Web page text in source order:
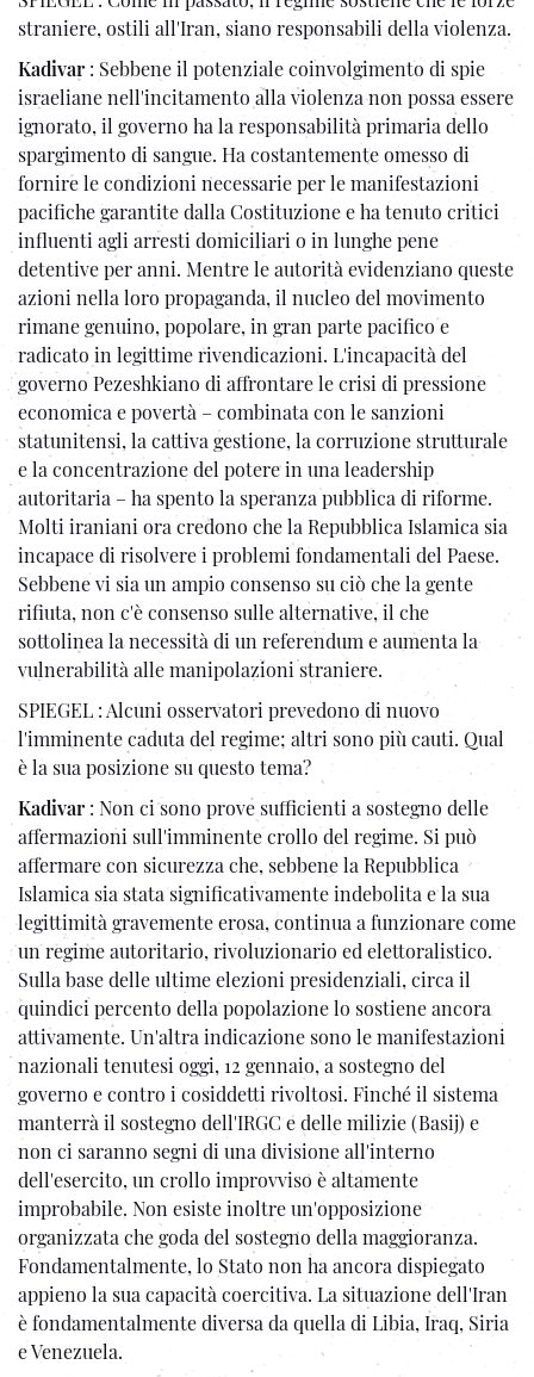
straniere, ostili all'Iran, siano responsabili della violenza.
Kadivar: Sebbene il potenziale coinvolgimento di spie
israeliane nell'incitamento alla violenza non possa essere
ignorato, il governo ha la responsabilità primaria dello
spargimento di sangue. Ha costantemente omesso di
fornire le condizioni necessarie per le manifestazioni
pacifiche garantite dalla Costituzione e ha tenuto critici
influenti agli arresti domiciliari o in lunghe pene
detentive per anni. Mentre le autorità evidenziano queste
azioni nella loro propaganda, il nucleo del movimento
rimane genuino, popolare, in gran parte pacifico e
radicato in legittime rivendicazioni. L'incapacità del
governo Pezeshkiano di affrontare le crisi di pressione
economica e povertà – combinata con le sanzioni
statunitensi, la cattiva gestione, la corruzione strutturale
e la concentrazione del potere in una leadership
autoritaria – ha spento la speranza pubblica di riforme.
Molti iraniani ora credono che la Repubblica Islamica sia
incapace di risolvere i problemi fondamentali del Paese.
Sebbene vi sia un ampio consenso su ciò che la gente
rifiuta, non c'è consenso sulle alternative, il che
sottolinea la necessità di un referendum e aumenta la
vulnerabilità alle manipolazioni straniere.
SPIEGEL : Alcuni osservatori prevedono di nuovo
l'imminente caduta del regime; altri sono più cauti. Qual
è la sua posizione su questo tema?
Kadivar: Non ci sono prove sufficienti a sostegno delle
affermazioni sull'imminente crollo del regime. Si può
affermare con sicurezza che, sebbene la Repubblica
Islamica sia stata significativamente indebolita e la sua
legittimità gravemente erosa, continua a funzionare come
un regime autoritario, rivoluzionario ed elettoralistico.
Sulla base delle ultime elezioni presidenziali, circa il
quindici percento della popolazione lo sostiene ancora
attivamente. Un'altra indicazione sono le manifestazioni
nazionali tenutesi oggi, 12 gennaio, a sostegno del
governo e contro i cosiddetti rivoltosi. Finché il sistema
manterrà il sostegno dell'IRGC e delle milizie (Basij) e
non ci saranno segni di una divisione all'interno
dell'esercito, un crollo improvviso è altamente
improbabile. Non esiste inoltre un'opposizione
organizzata che goda del sostegno della maggioranza.
Fondamentalmente, lo Stato non ha ancora dispiegato
appieno la sua capacità coercitiva. La situazione dell'Iran
è fondamentalmente diversa da quella di Libia, Iraq, Siria
e Venezuela.